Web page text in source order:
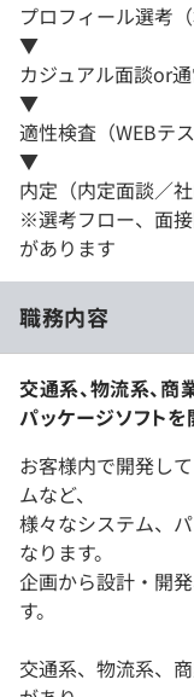
プロフィール選考
▼
カジュアル面談or通
▼
適性検査（WEBテス
▼
内定（内定面談／社
※選考フロー、面
があります
職務内容
交通系、物流系、商
パッケージソフトを
お客様内で開発し
ムなど、
様々なシステム、
なります。
企画から設計・開
す。
交通系、物流系、